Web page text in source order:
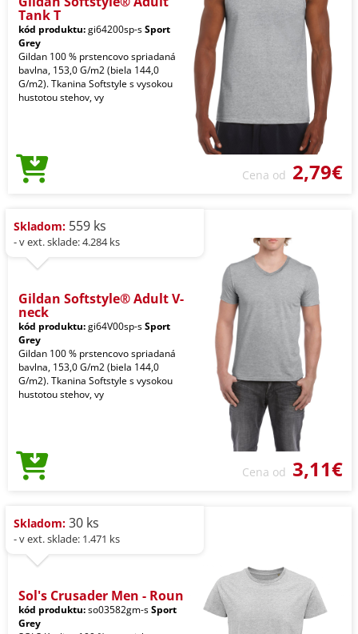
Tank T
kód produktu:gi64200sp-sSport
Grey
Gildan 100 % prstencovo spriadaná
bavlna, 153,0 G/m2 (biela 144,0
G/m2). Tkanina Softstyle s vysokou
hustotou stehov, vy
Cena od 2,79€
Skladom: 559 ks
- v ext. sklade: 4.284 ks
Gildan Softstyle® Adult V-
neck
kód produktu:gi64V00sp-sSport
Grey
Gildan 100 % prstencovo spriadaná
bavlna, 153,0 G/m2 (biela 144,0
G/m2). Tkanina Softstyle s vysokou
hustotou stehov, vy
Cena od 3,11€
Skladom: 30 ks
- v ext. sklade: 1.471 ks
Sol's Crusader Men - Roun
kód produktu:so03582gm-sSport
Grey